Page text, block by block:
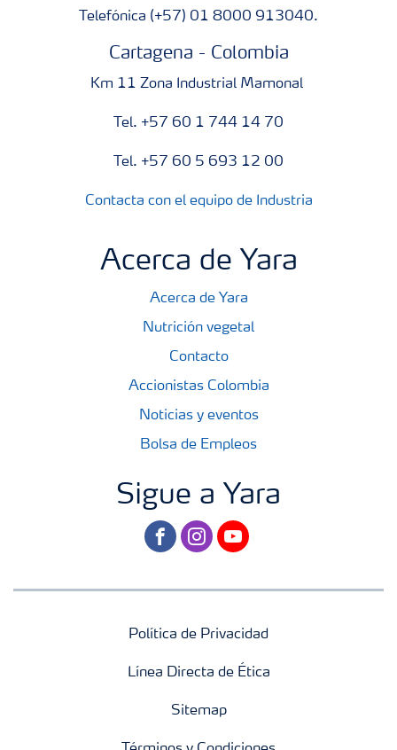
Telefónica (+57) 01 8000 913040.
Cartagena - Colombia
Km 11 Zona Industrial Mamonal
Tel. +57 60 1 744 14 70
Tel. +57 60 5 693 12 00
Contacta con el equipo de Industria
Acerca de Yara
Acerca de Yara
Nutrición vegetal
Contacto
Accionistas Colombia
Noticias y eventos
Bolsa de Empleos
Sigue a Yara
facebookinstagram
youtube
Política de Privacidad
Línea Directa de Ética
Sitemap